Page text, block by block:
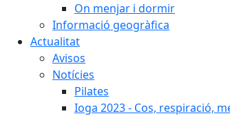
On menjar i dormir
Informació geogràfica
Actualitat
Avisos
Notícies
Pilates
Ioga 2023 - Cos, respiració,